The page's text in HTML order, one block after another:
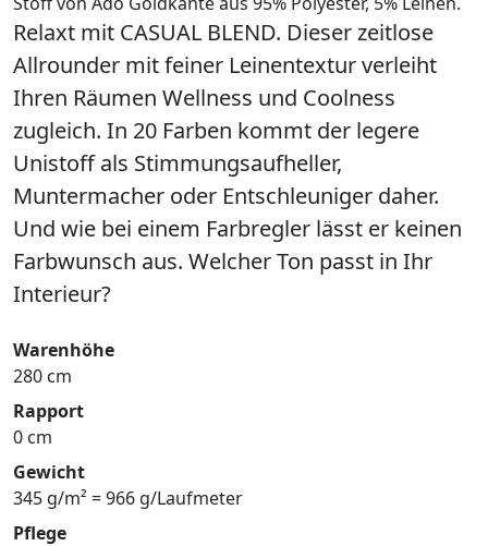
Relaxt mit CASUAL BLEND. Dieser zeitlose
Allrounder mit feiner Leinentextur verleiht
Ihren Räumen Wellness und Coolness
zugleich. In 20 Farben kommt der legere
Unistoff als Stimmungsaufheller,
Muntermacher oder Entschleuniger daher.
Und wie bei einem Farbregler lässt er keinen
Farbwunsch aus. Welcher Ton passt in Ihr
Interieur?
Warenhöhe
280 cm
Rapport
0 cm
Gewicht
345 g/m² = 966 g/Laufmeter
Pflege